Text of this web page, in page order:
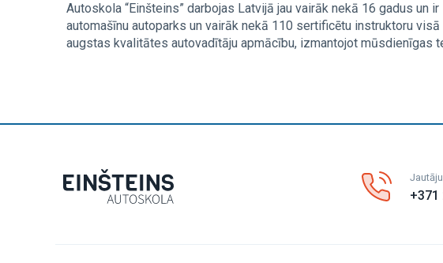
Autoskola “Einšteins” darbojas Latvijā jau vairāk nekā 16 gadus un
automašīnu autoparks un vairāk nekā 110 sertificētu instruktoru
augstas kvalitātes autovadītāju apmācību, izmantojot mūsdienīgas
+371